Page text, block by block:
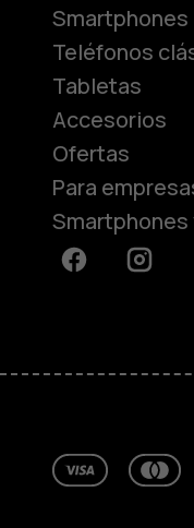
Blog
Smartphones
Teléfonos
Tabletas
Accesorios
Ofertas
Para
Facebook